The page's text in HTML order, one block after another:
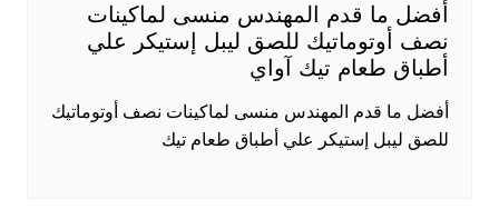
أفضل ما قدم المهندس منسى لماكينات
نصف أوتوماتيك للصق ليبل إستيكر علي
أطباق طعام تيك آواي
أفضل ما قدم المهندس منسى لماكينات نصف أوتوماتيك
للصق ليبل إستيكر علي أطباق طعام تيك